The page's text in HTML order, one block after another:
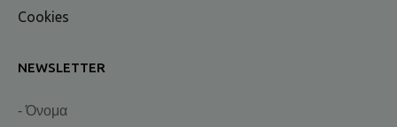
Cookies
NEWSLETTER